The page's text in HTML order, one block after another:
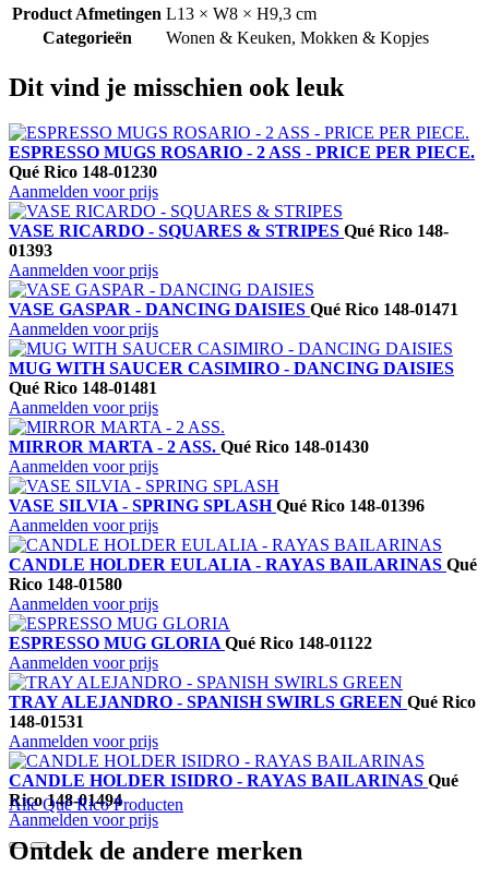
Product Afmetingen L13 × W8 × H9,3 cm
Categorieën
Wonen & Keuken, Mokken & Kopjes
Dit vind je misschien ook leuk
ESPRESSO MUGS ROSARIO - 2 ASS - PRICE PER PIECE.
Qué Rico 148-01230
Aanmelden voor prijs
VASE RICARDO - SQUARES & STRIPES Qué Rico 148-
01393
Aanmelden voor prijs
VASE GASPAR - DANCING DAISIES Qué Rico 148-01471
Aanmelden voor prijs
MUG WITH SAUCER CASIMIRO - DANCING DAISIES
Qué Rico 148-01481
Aanmelden voor prijs
MIRROR MARTA - 2 ASS. Qué Rico 148-01430
Aanmelden voor prijs
VASE SILVIA - SPRING SPLASHQué Rico 148-01396
Aanmelden voor prijs
CANDLE HOLDER EULALIA - RAYAS BAILARINAS Qué
Rico 148-01580
Aanmelden voor prijs
ESPRESSO MUG GLORIAQué Rico 148-01122
Aanmelden voor prijs
TRAY ALEJANDRO - SPANISH SWIRLS GREEN Qué Rico
148-01531
Aanmelden voor prijs
CANDLE HOLDER ISIDRO - RAYAS BAILARINAS Qué
Rico 148-01494
Aanmelden voor prijs
Alle Qué Rico Producten
Ontdek de andere merken